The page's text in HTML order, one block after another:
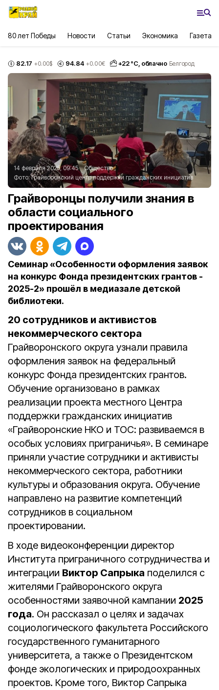
80 лет Победы Новости Статьи Экономика Газета
82.17 +0.00$ 94.84 +0.00€ +22°С, облачно Белгород
14 февраля 2025, 09:45
Общество
Фото:Грайворонский центр поддержки гражданских инициатив
Грайворонцы получили знания в
области социального
проектирования
Семинар «Особенности оформления заявок
на конкурс Фонда президентских грантов -
2025-2» прошёл в медиазале детской
библиотеки.
20 сотрудников и активистов
некоммерческого сектора
Грайворонского округа узнали правила
оформления заявок на федеральный
конкурс Фонда президентских грантов.
Обучение организовано в рамках
реализации проекта местного Центра
поддержки гражданских инициатив
«Грайворонские НКО и ТОС: развиваемся в
особых условиях приграничья». В семинаре
приняли участие сотрудники и активисты
некоммерческого сектора, работники
культуры и образования округа. Обучение
направлено на развитие компетенций
сотрудников в социальном
проектировании.
В ходе видеоконференции директор
Института приграничного сотрудничества и
интеграции Виктор Сапрыка поделился с
жителями Грайворонского округа
особенностями заявочной кампании 2025
года. Он рассказал о целях и задачах
социологического факультета Российского
государственного гуманитарного
университета, а также о Президентском
фонде экологических и природоохранных
проектов. Кроме того, Виктор Сапрыка